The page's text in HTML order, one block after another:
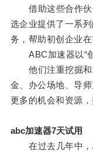
借助这些合作伙
选企业提供了一系
务，帮助初创企业
ABC加速器以“创
他们注重挖掘和
金、办公场地、导
更多的机会和资源
abc加速器7天试用
在过去几年中，